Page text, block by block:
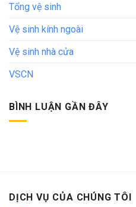
Tổng vệ sinh
Vệ sinh kính ngoài
Vệ sinh nhà cửa
VSCN
BÌNH LUẬN GẦN ĐÂY
DỊCH VỤ CỦA CHÚNG TÔI